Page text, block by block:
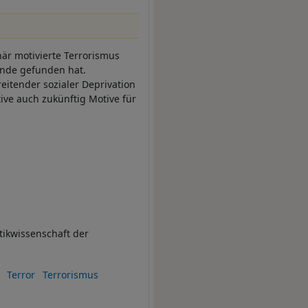
motivierte Terrorismus
gefunden hat.
sozialer Deprivation
auch zukünftig Motive für
der
Terror
Terrorismus